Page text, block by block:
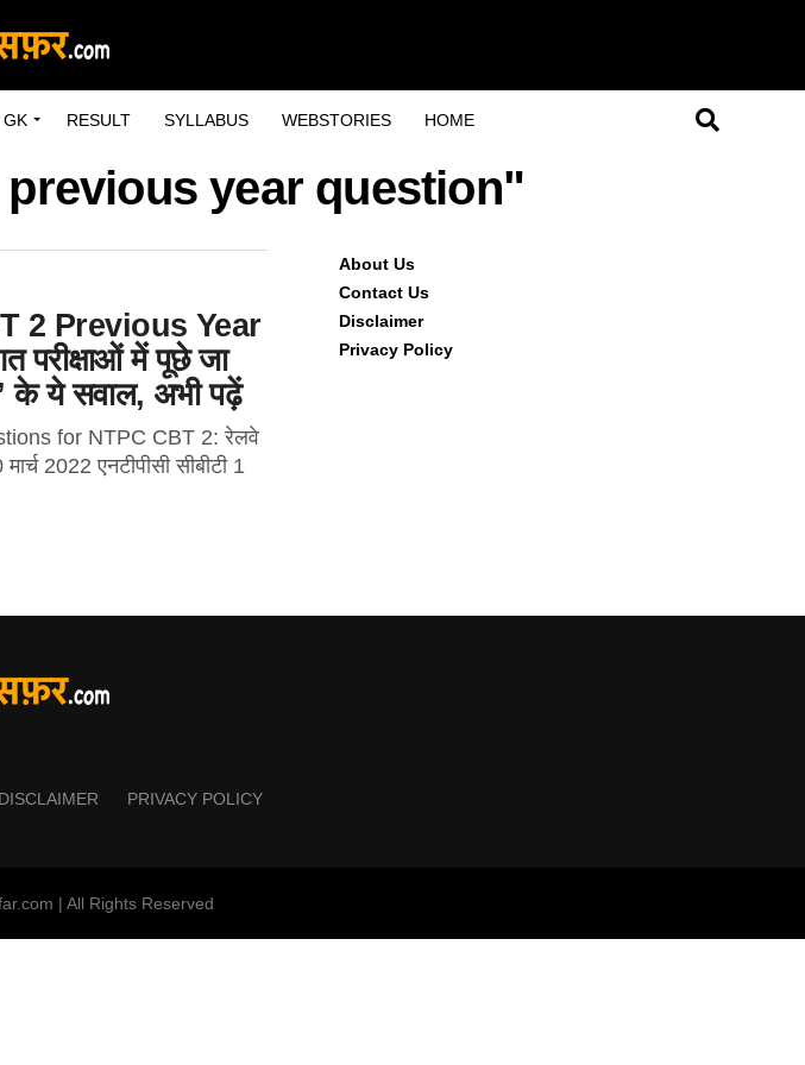
GK RESULT SYLLABUS WEBSTORIES HOME
year question"
2 Previous Year
परीक्षाओं में पूछे जा
के ये सवाल, अभी पढ़ें
for NTPC CBT 2: रेलवे
मार्च 2022 एनटीपीसी सीबीटी 1
About Us
Contact Us
Disclaimer
Privacy Policy
DISCLAIMER PRIVACY POLICY
| All Rights Reserved